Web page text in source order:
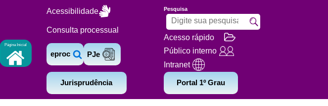
Página Inicial
Acessibilidade
Consulta processual
eproc PJe
Jurisprudência
Pesquisa
Acesso rápido
Público interno
Intranet
Portal 1º Grau